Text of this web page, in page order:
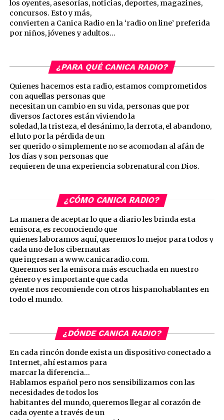
los oyentes, asesorías, noticias, deportes, magazines,
concursos. Esto y más,
convierten a Canica Radio en la ‘radio on line’ preferida
por niños, jóvenes y adultos…
¿PARA QUÉ CANICA RADIO?
Quienes hacemos esta radio, estamos comprometidos
con aquellas personas que
necesitan un cambio en su vida, personas que por
diversos factores están viviendo la
soledad, la tristeza, el desánimo, la derrota, el abandono,
el luto por la pérdida de un
ser querido o simplemente no se acomodan al afán de
los días y son personas que
requieren de una experiencia sobrenatural con Dios.
¿CÓMO CANICA RADIO?
La manera de aceptar lo que a diario les brinda esta
emisora, es reconociendo que
quienes laboramos aquí, queremos lo mejor para todos y
cada uno de los cibernautas
que ingresan a www.canicaradio.com.
Queremos ser la emisora más escuchada en nuestro
género y es importante que cada
oyente nos recomiende con otros hispanohablantes en
todo el mundo.
¿DÓNDE CANICA RADIO?
En cada rincón donde exista un dispositivo conectado a
Internet, ahí estamos para
marcar la diferencia…
Hablamos español pero nos sensibilizamos con las
necesidades de todos los
habitantes del mundo, queremos llegar al corazón de
cada oyente a través de un